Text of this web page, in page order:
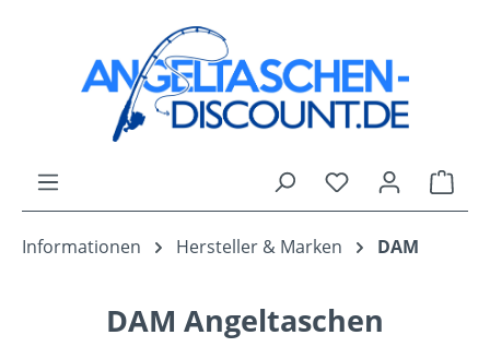
Zum Hauptinhalt springen
Du hast 0
Informationen Hersteller & Marken DAM
DAM Angeltaschen